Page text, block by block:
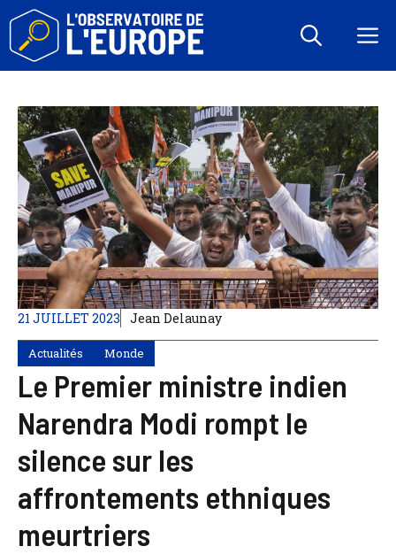
Aller
contenu
21 JUILLET 2023 Jean Delaunay
Actualités Monde
Le Premier ministre indien
Narendra Modi rompt le
silence sur les
affrontements ethniques
meurtriers